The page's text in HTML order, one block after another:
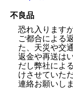
不良品
恐れ入ります
ご都合による
た、天災や交
返金や再送は
だし弊社によ
けさせていた
連絡お願いしま